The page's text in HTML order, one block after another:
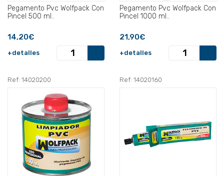
Pegamento Pvc Wolfpack Con
Pincel 500 ml..
14,20€
+detalles
Pegamento Pvc Wolfpack Con
Pincel 1000 ml..
21,90€
+detalles
Ref: 14020200 Ref: 14020160